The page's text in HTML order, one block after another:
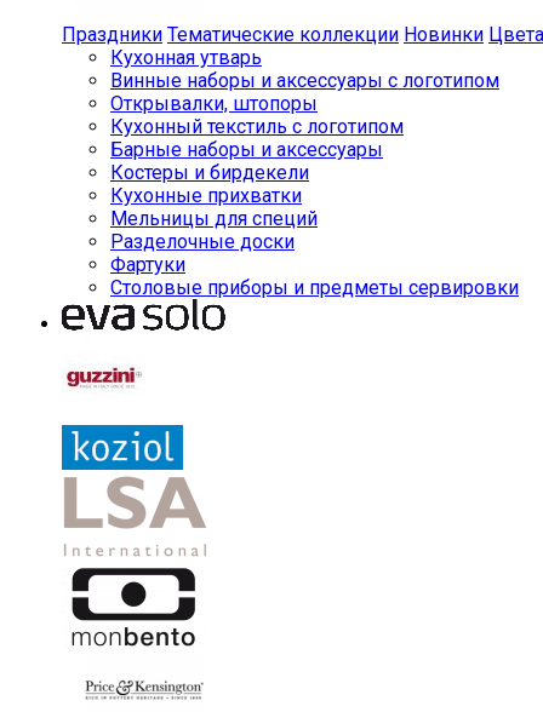
Праздники Тематические коллекции Новинки Цвета
Кухонная утварь
Винные наборы и аксессуары с логотипом
Открывалки, штопоры
Кухонный текстиль с логотипом
Барные наборы и аксессуары
Костеры и бирдекели
Кухонные прихватки
Мельницы для специй
Разделочные доски
Фартуки
Столовые приборы и предметы сервировки